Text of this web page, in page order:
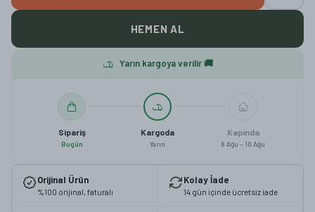
HEMEN AL
Yarın kargoya verilir 🚚
Sipariş
Bugün
Kargoda
Yarın
Kapında
8 Ağu – 10 Ağu
Orijinal Ürün
%100 orijinal, faturalı
Kolay İade
14 gün içinde ücretsiz iade